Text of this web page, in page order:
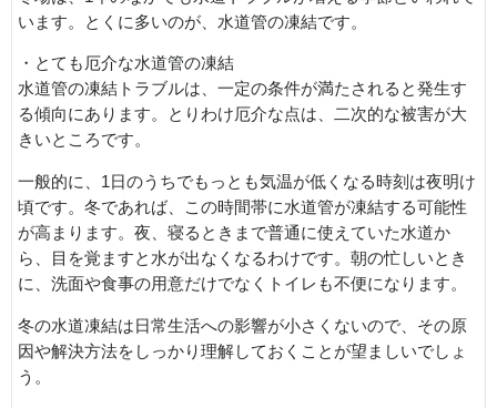
います。とくに多いのが、水道管の凍結です。
・とても厄介な水道管の凍結
水道管の凍結トラブルは、一定の条件が満たされると発生す
る傾向にあります。とりわけ厄介な点は、二次的な被害が大
きいところです。
一般的に、1日のうちでもっとも気温が低くなる時刻は夜明け
頃です。冬であれば、この時間帯に水道管が凍結する可能性
が高まります。夜、寝るときまで普通に使えていた水道か
ら、目を覚ますと水が出なくなるわけです。朝の忙しいとき
に、洗面や食事の用意だけでなくトイレも不便になります。
冬の水道凍結は日常生活への影響が小さくないので、その原
因や解決方法をしっかり理解しておくことが望ましいでしょ
う。